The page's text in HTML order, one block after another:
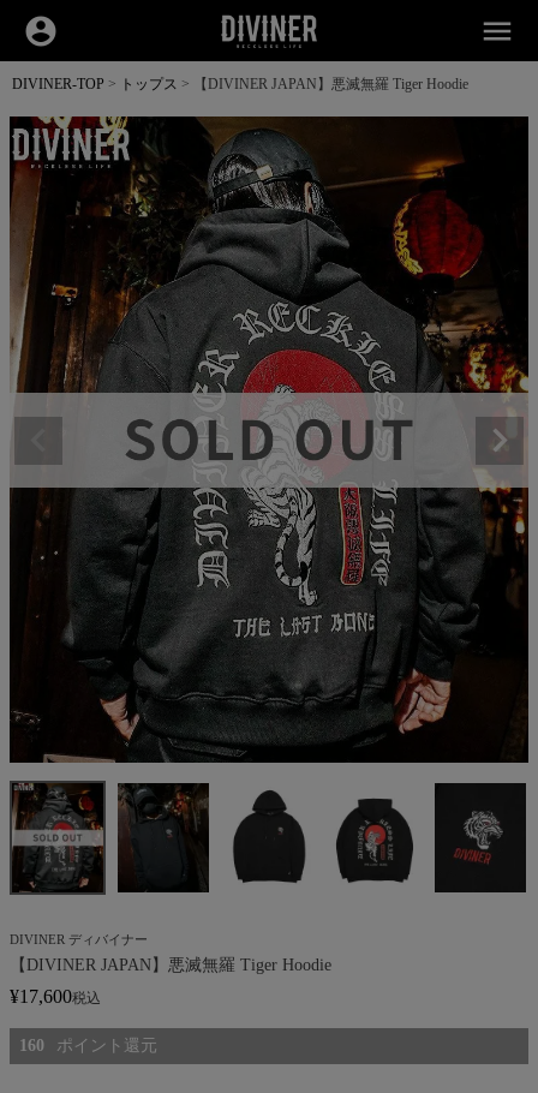
account_circle menu
DIVINER-TOP トップス 【DIVINER JAPAN】悪滅無羅 Tiger Hoodie
DIVINER ディバイナー
【DIVINER JAPAN】悪滅無羅 Tiger Hoodie
¥17,600税込
160